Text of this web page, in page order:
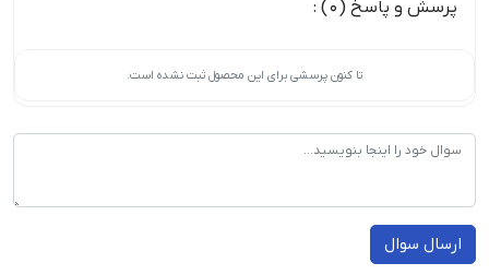
پرسش و پاسخ (0) :
تا کنون پرسشی برای این محصول ثبت نشده است.
ارسال سوال